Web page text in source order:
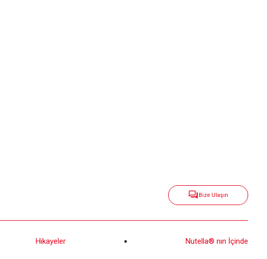
Bize Ulaşın
Hikayeler Nutella® nın İçinde